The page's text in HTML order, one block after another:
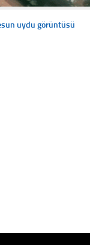
uydu görüntüsü